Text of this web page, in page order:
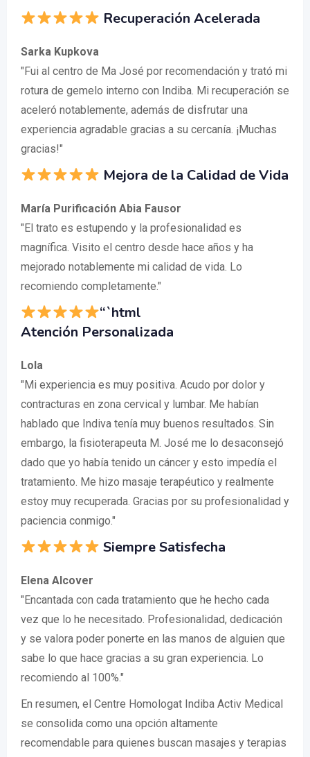
Recuperación Acelerada
Sarka Kupkova
"Fui al centro de Ma José por recomendación y trató mi
rotura de gemelo interno con Indiba. Mi recuperación se
aceleró notablemente, además de disfrutar una
experiencia agradable gracias a su cercanía. ¡Muchas
gracias!"
Mejora de la Calidad de Vida
María Purificación Abia Fausor
"El trato es estupendo y la profesionalidad es
magnífica. Visito el centro desde hace años y ha
mejorado notablemente mi calidad de vida. Lo
recomiendo completamente."
“`html
Atención Personalizada
Lola
"Mi experiencia es muy positiva. Acudo por dolor y
contracturas en zona cervical y lumbar. Me habían
hablado que Indiva tenía muy buenos resultados. Sin
embargo, la fisioterapeuta M. José me lo desaconsejó
dado que yo había tenido un cáncer y esto impedía el
tratamiento. Me hizo masaje terapéutico y realmente
estoy muy recuperada. Gracias por su profesionalidad y
paciencia conmigo."
Siempre Satisfecha
Elena Alcover
"Encantada con cada tratamiento que he hecho cada
vez que lo he necesitado. Profesionalidad, dedicación
y se valora poder ponerte en las manos de alguien que
sabe lo que hace gracias a su gran experiencia. Lo
recomiendo al 100%."
En resumen, el Centre Homologat Indiba Activ Medical
se consolida como una opción altamente
recomendable para quienes buscan masajes y terapias